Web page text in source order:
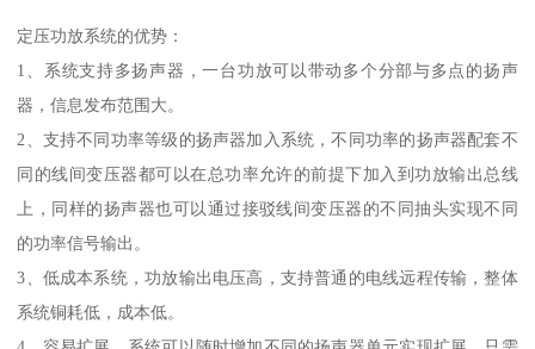
定压功放系统的优势：
1、系统支持多扬声器，一台功放可以带动多个分部与多点的扬声
器，信息发布范围大。
2、支持不同功率等级的扬声器加入系统，不同功率的扬声器配套不
同的线间变压器都可以在总功率允许的前提下加入到功放输出总线
上，同样的扬声器也可以通过接驳线间变压器的不同抽头实现不同
的功率信号输出。
3、低成本系统，功放输出电压高，支持普通的电线远程传输，整体
系统铜耗低，成本低。